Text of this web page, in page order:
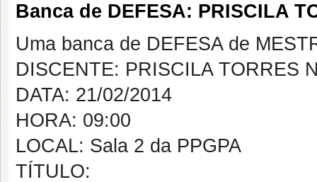
Banca de DEFESA: PRISCILA
Uma banca de DEFESA de
DISCENTE: PRISCILA TORRES
DATA: 21/02/2014
HORA: 09:00
LOCAL: Sala 2 da PPGPA
TÍTULO: